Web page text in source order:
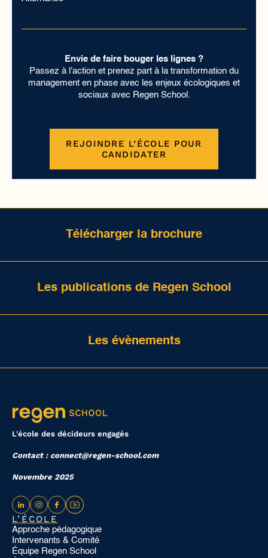
Envie de faire bouger les lignes ?
Passez à l'action et prenez part à la transformation du
management en phase avec les enjeux écologiques et
sociaux avec Regen School.
REJOINDRE L’ÉCOLE POUR
CANDIDATER
Télécharger la brochure
Les publications de Regen School
Les évènements
L'école des décideurs engagés
Contact : connect@regen-school.com
Novembre 2025
L’ÉCOLE
Approche pédagogique
Intervenants & Comité
Équipe Regen School